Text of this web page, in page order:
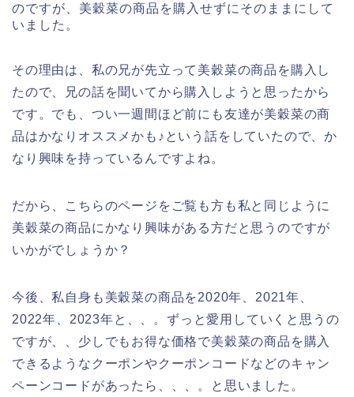
のですが、美穀菜の商品を購入せずにそのままにして
いました。
その理由は、私の兄が先立って美穀菜の商品を購入し
たので、兄の話を聞いてから購入しようと思ったから
です。でも、つい一週間ほど前にも友達が美穀菜の商
品はかなりオススメかも♪という話をしていたので、か
なり興味を持っているんですよね。
だから、こちらのページをご覧も方も私と同じように
美穀菜の商品にかなり興味がある方だと思うのですが
いかがでしょうか？
今後、私自身も美穀菜の商品を2020年、2021年、
2022年、2023年と、、。ずっと愛用していくと思うの
ですが、、少しでもお得な価格で美穀菜の商品を購入
できるようなクーポンやクーポンコードなどのキャン
ペーンコードがあったら、、、。と思いました。